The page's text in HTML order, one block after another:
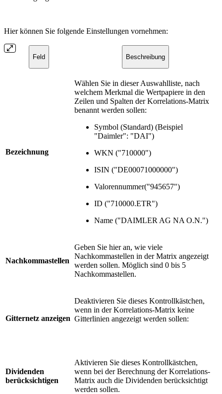
Hier können Sie folgende Einstellungen vornehmen:
Feld Beschreibung
Bezeichnung
Wählen Sie in dieser Auswahlliste, nach
welchem Merkmal die Wertpapiere in den
Zeilen und Spalten der Korrelations-Matrix
benannt werden sollen:
Symbol (Standard) (Beispiel
"Daimler": "DAI")
WKN ("710000")
ISIN ("DE00071000000")
Valorennummer("945657")
ID ("710000.ETR")
Name ("DAIMLER AG NA O.N.")
Nachkommastellen
Geben Sie hier an, wie viele
Nachkommastellen in der Matrix angezeigt
werden sollen. Möglich sind 0 bis 5
Nachkommastellen.
Gitternetz anzeigen
Deaktivieren Sie dieses Kontrollkästchen,
wenn in der Korrelations-Matrix keine
Gitterlinien angezeigt werden sollen:
Dividenden
berücksichtigen
Aktivieren Sie dieses Kontrollkästchen,
wenn bei der Berechnung der Korrelations-
Matrix auch die Dividenden berücksichtigt
werden sollen.